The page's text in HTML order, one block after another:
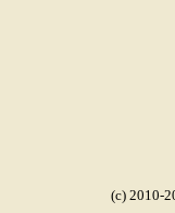
(c) 2010-